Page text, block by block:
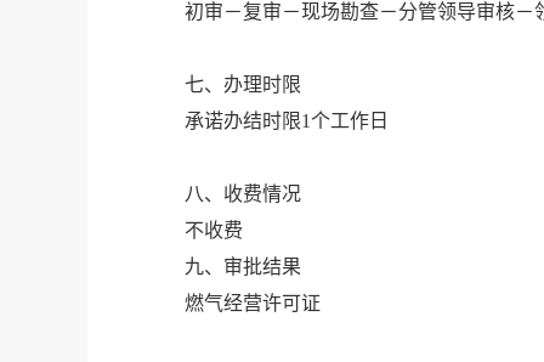
初审－复审－现场勘查－分管领导审核－
七、办理时限
承诺办结时限1个工作日
八、收费情况
不收费
九、审批结果
燃气经营许可证